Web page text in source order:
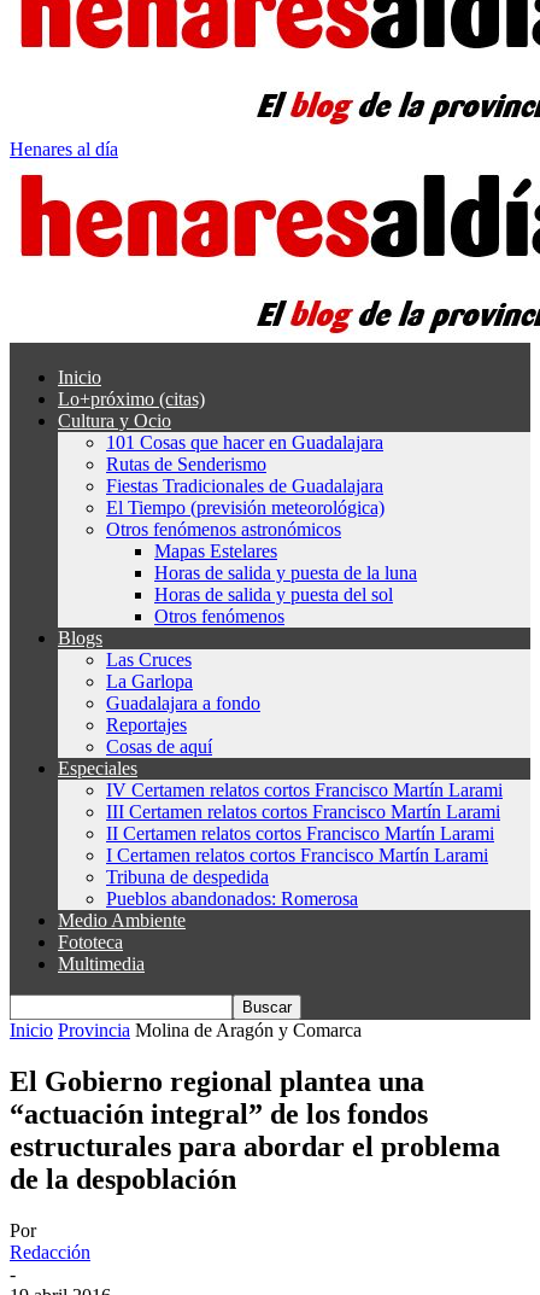
Henares al día
Inicio
Lo+próximo (citas)
Cultura y Ocio
101 Cosas que hacer en Guadalajara
Rutas de Senderismo
Fiestas Tradicionales de Guadalajara
El Tiempo (previsión meteorológica)
Otros fenómenos astronómicos
Mapas Estelares
Horas de salida y puesta de la luna
Horas de salida y puesta del sol
Otros fenómenos
Blogs
Las Cruces
La Garlopa
Guadalajara a fondo
Reportajes
Cosas de aquí
Especiales
IV Certamen relatos cortos Francisco Martín Larami
III Certamen relatos cortos Francisco Martín Larami
II Certamen relatos cortos Francisco Martín Larami
I Certamen relatos cortos Francisco Martín Larami
Tribuna de despedida
Pueblos abandonados: Romerosa
Medio Ambiente
Fototeca
Multimedia
Inicio Provincia Molina de Aragón y Comarca
El Gobierno regional plantea una
“actuación integral” de los fondos
estructurales para abordar el problema
de la despoblación
Por
Redacción
-